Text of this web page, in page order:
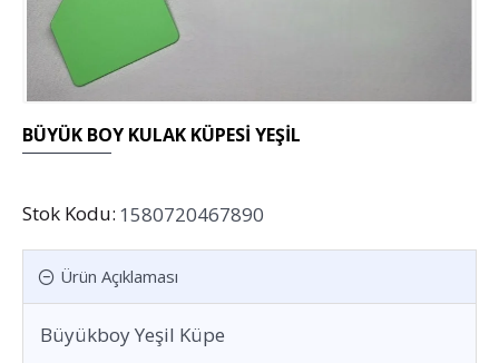
BÜYÜK BOY KULAK KÜPESİ YEŞİL
Stok Kodu: 1580720467890
Ürün Açıklaması
Büyükboy Yeşil Küpe